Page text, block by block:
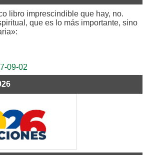
libro imprescindible que hay, no.
que es lo más importante, sino